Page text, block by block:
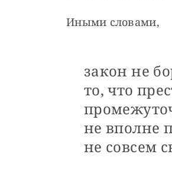
Иными словами,
закон не
то, что
не вполне
не совсем